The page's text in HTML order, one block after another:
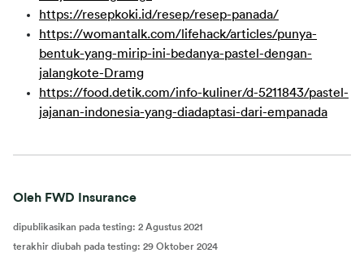
https://resepkoki.id/resep/resep-panada/
https://womantalk.com/lifehack/articles/punya-
bentuk-yang-mirip-ini-bedanya-pastel-dengan-
jalangkote-Dramg
https://food.detik.com/info-kuliner/d-5211843/pastel-
jajanan-indonesia-yang-diadaptasi-dari-empanada
Oleh FWD Insurance
dipublikasikan pada testing: 2 Agustus 2021
terakhir diubah pada testing: 29 Oktober 2024